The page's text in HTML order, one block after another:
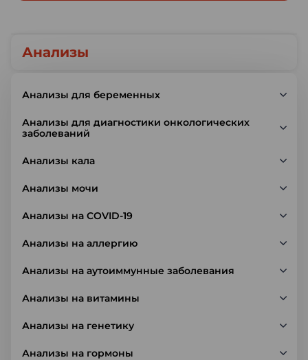
Анализы
Анализы для беременных
Анализы для диагностики онкологических
заболеваний
Анализы кала
Анализы мочи
Анализы на COVID-19
Анализы на аллергию
Анализы на аутоиммунные заболевания
Анализы на витамины
Анализы на генетику
Анализы на гормоны